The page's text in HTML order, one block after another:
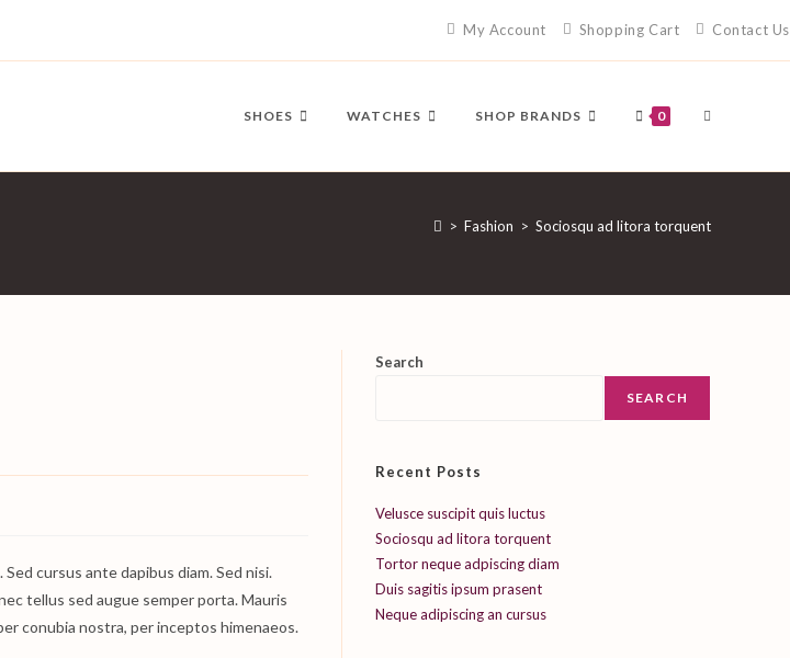
My Account Shopping Cart Contact Us
SHOES WATCHES SHOP BRANDS 0 TOGGLE
WEBSITE
> Fashion > Sociosqu ad litora torquent
cursus ante dapibus diam. Sed nisi.
tellus sed augue semper porta. Mauris
conubia nostra, per inceptos himenaeos.
Search
SEARCH
Recent Posts
Velusce suscipit quis luctus
Sociosqu ad litora torquent
Tortor neque adpiscing diam
Duis sagitis ipsum prasent
Neque adipiscing an cursus